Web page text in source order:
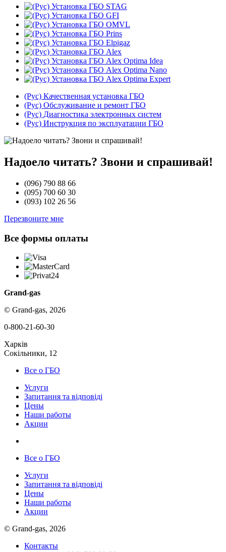
(Рус) Качественная установка ГБО
(Рус) Обслуживание и ремонт ГБО
(Рус) Диагностика электронных систем
(Рус) Инструкция по эксплуатации ГБО
Надоело читать? Звони и спрашивай!
(096) 790 88 66
(095) 700 60 30
(093) 102 26 56
Перезвоните мне
Все формы оплаты
Grand-gas
© Grand-gas, 2026
0-800-21-60-30
Харків
Сокільники, 12
Все о ГБО
Услуги
Запитання та відповіді
Цены
Наши работы
Акции
Все о ГБО
Услуги
Запитання та відповіді
Цены
Наши работы
Акции
© Grand-gas, 2026
Контакты